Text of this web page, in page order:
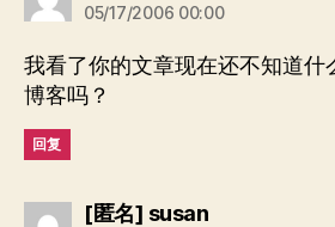
05/17/2006 00:00
我看了你的文章现在还不知道什
博客吗？
回复
[匿名] susan说：